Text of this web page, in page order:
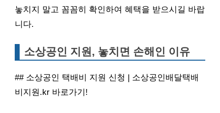
놓치지 말고 꼼꼼히 확인하여 혜택을 받으시길 바랍
니다.
소상공인 지원, 놓치면 손해인 이유
## 소상공인 택배비 지원 신청 | 소상공인배달택배
비지원.kr 바로가기!